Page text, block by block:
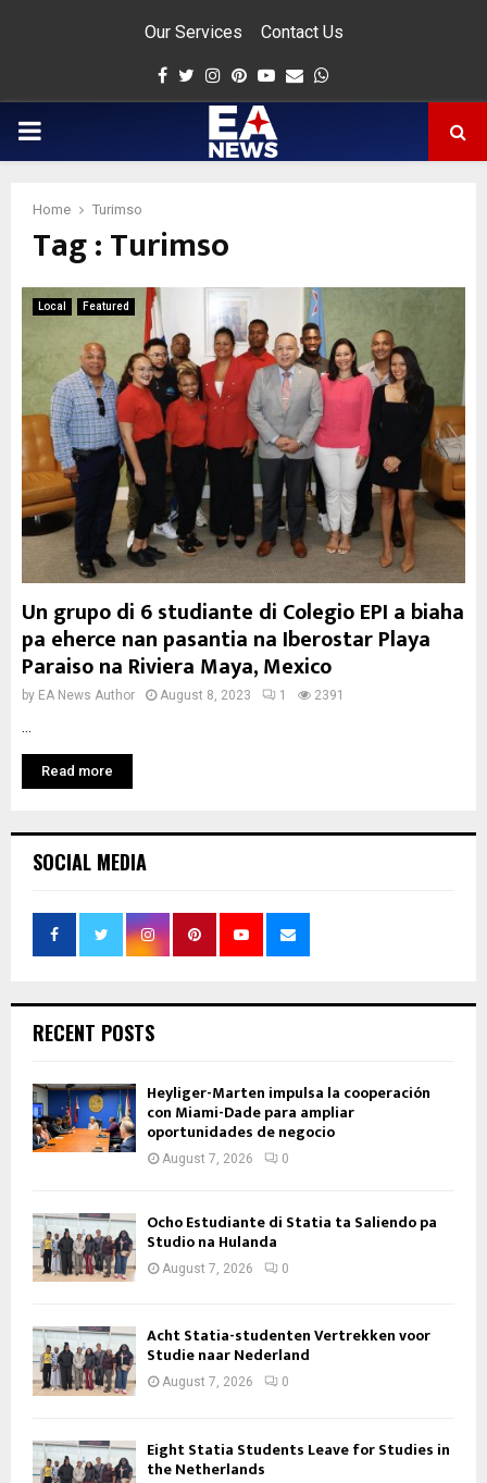
Our Services Contact Us
Facebook
Twitter
Instagram
Pinterest
Youtube
Email
PRIMARY
Home Turimso
Tag : Turimso
Local Featured
Un grupo di 6 studiante di Colegio EPI a biaha
pa eherce nan pasantia na Iberostar Playa
Paraiso na Riviera Maya, Mexico
by EA News Author August 8, 2023 1 2391
Read more
SOCIAL MEDIA
RECENT POSTS
Heyliger-Marten impulsa la cooperación
con Miami-Dade para ampliar
oportunidades de negocio
August 7, 2026 0
Ocho Estudiante di Statia ta Saliendo pa
Studio na Hulanda
August 7, 2026 0
Acht Statia-studenten Vertrekken voor
Studie naar Nederland
August 7, 2026 0
Eight Statia Students Leave for Studies in
the Netherlands